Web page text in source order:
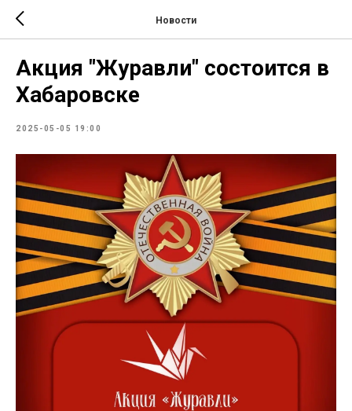
Новости
Акция "Журавли" состоится в
Хабаровске
2025-05-05 19:00